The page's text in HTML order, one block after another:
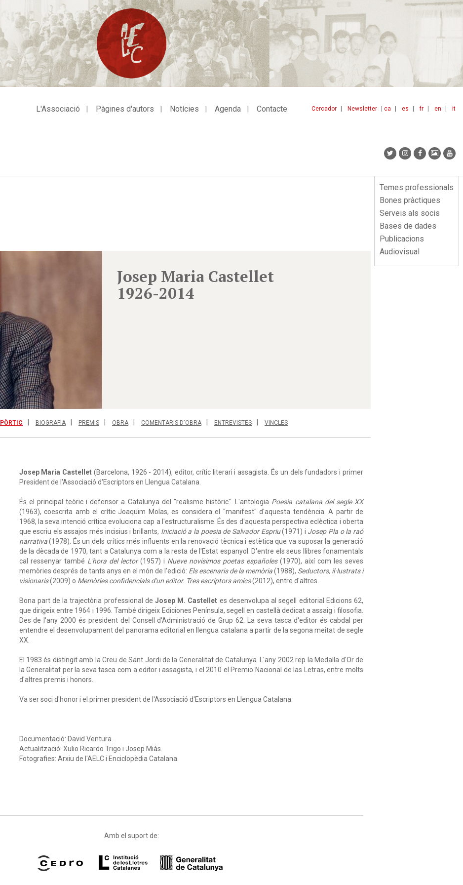
ca es fr en it
Cercador Newsletter
L'Associació Pàgines d'autors Notícies Agenda Contacte
Menu
lateral
Temes professionals
Bones pràctiques
Serveis als socis
Bases de dades
Publicacions
Audiovisual
Josep Maria Castellet
1926-2014
PÒRTIC BIOGRAFIA PREMIS OBRA COMENTARIS D'OBRA ENTREVISTES VINCLES
Josep Maria Castellet (Barcelona, 1926 - 2014), editor, crític literari i assagista. És un dels fundadors i primer
President de l'Associació d'Escriptors en Llengua Catalana.
És el principal teòric i defensor a Catalunya del "realisme històric". L'antologia Poesia catalana del segle XX
(1963), coescrita amb el crític Joaquim Molas, es considera el "manifest" d'aquesta tendència. A partir de
1968, la seva intenció crítica evoluciona cap a l'estructuralisme. És des d'aquesta perspectiva eclèctica i oberta
que escriu els assajos més incisius i brillants, Iniciació a la poesia de Salvador Espriu(1971) i Josep Pla o la raó
narrativa(1978). És un dels crítics més influents en la renovació tècnica i estètica que va suposar la generació
de la dècada de 1970, tant a Catalunya com a la resta de l'Estat espanyol. D'entre els seus llibres fonamentals
cal ressenyar també L'hora del lector(1957) i Nueve novísimos poetas españoles(1970), així com les seves
memòries després de tants anys en el món de l'edició: Els escenaris de la memòria(1988), Seductors, il·lustrats i
visionaris(2009) o Memòries confidencials d'un editor. Tres escriptors amics(2012), entre d'altres.
Bona part de la trajectòria professional deJosep M. Castellet es desenvolupa al segell editorial Edicions 62,
que dirigeix entre 1964 i 1996. També dirigeix Ediciones Península, segell en castellà dedicat a assaig i filosofia.
Des de l'any 2000 és president del Consell d'Administració de Grup 62. La seva tasca d'editor és cabdal per
entendre el desenvolupament del panorama editorial en llengua catalana a partir de la segona meitat de segle
XX.
El 1983 és distingit amb la Creu de Sant Jordi de la Generalitat de Catalunya. L'any 2002 rep la Medalla d'Or de
la Generalitat per la seva tasca com a editor i assagista, i el 2010 el Premio Nacional de las Letras, entre molts
d'altres premis i honors.
Va ser soci d'honor i el primer president de l'Associació d'Escriptors en Llengua Catalana.
Documentació: David Ventura.
Actualització: Xulio Ricardo Trigo i Josep Miàs.
Fotografies: Arxiu de l'AELC i Enciclopèdia Catalana.
Amb el suport de: